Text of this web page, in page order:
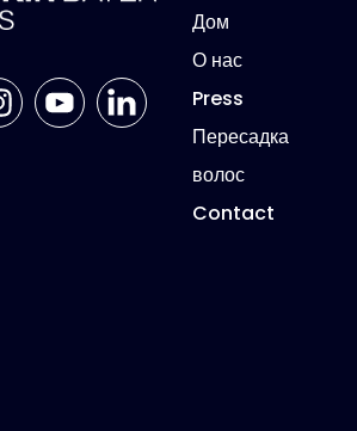
Дом
О нас
Press
Пересадка
волос
Contact